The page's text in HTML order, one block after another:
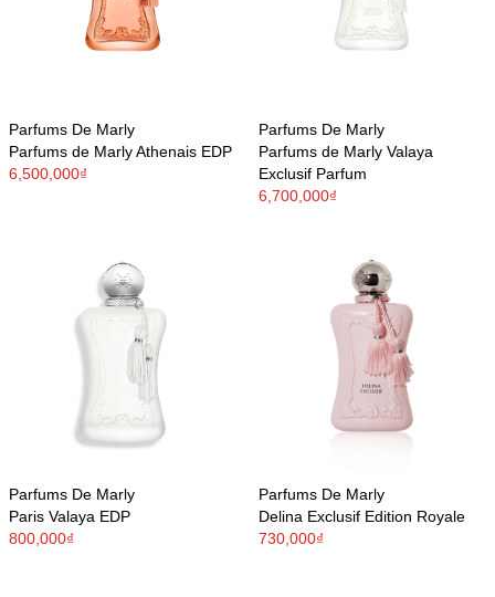
Parfums De Marly
Parfums de Marly Athenais EDP
6,500,000₫
Parfums De Marly
Parfums de Marly Valaya
Exclusif Parfum
6,700,000₫
Parfums De Marly
Paris Valaya EDP
800,000₫
Parfums De Marly
Delina Exclusif Edition Royale
730,000₫